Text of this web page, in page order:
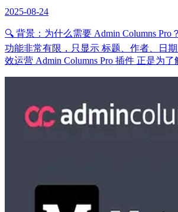
2025-08-24
🔍 背景：为什么需要 Admin Columns
功能非常有限，只显示 标题、作者、日
效运营 Admin Columns Pro 插件 正是为